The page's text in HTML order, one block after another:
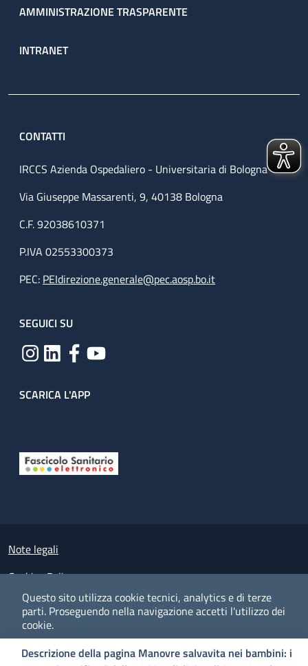
Questo sito utilizza cookie tecnici, analytics e di terze
parti. Proseguendo nella navigazione accetti l'utilizzo dei
cookie.
PREFERENZECOOKIESACCETTOI
Descrizione della pagina Manovre salvavita nei bambini: i
AMMINISTRAZIONE TRASPARENTE
INTRANET
CONTATTI
IRCCS Azienda Ospedaliero - Universitaria di Bologna
Via Giuseppe Massarenti, 9, 40138 Bologna
C.F. 92038610371
P.IVA 02553300373
PEC: PEIdirezione.generale@pec.aosp.bo.it
SEGUICI SU
SCARICA L'APP
Small prints
Note legali
Cookies Policy
Policy privacy e protezione del dato personale
Albo pretorio on-line
Dichiarazione di accessibilità